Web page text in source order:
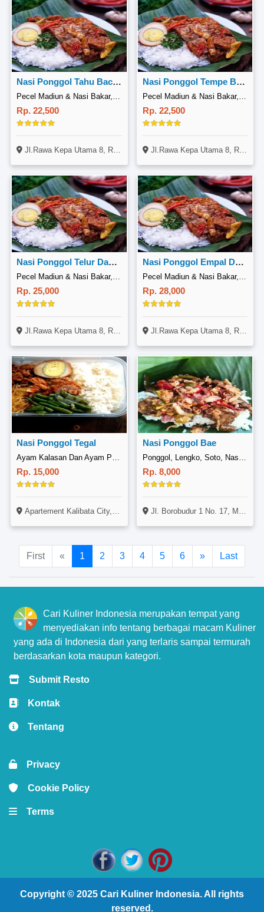
Nasi Ponggol Tahu Bacem Gorengan
Pecel Madiun & Nasi Bakar, Tomang Rawa Kepa
Rp. 22,500
Jl.Rawa Kepa Utama 8, Rt007Rw012, Kelurahan Tomang, Kecamatan Grogol Petamburan 11440
Nasi Ponggol Tempe Bacem Gorengan
Pecel Madiun & Nasi Bakar, Tomang Rawa Kepa
Rp. 22,500
Jl.Rawa Kepa Utama 8, Rt007Rw012, Kelurahan Tomang, Kecamatan Grogol Petamburan 11440
Nasi Ponggol Telur Dadar/Ceplok Gorengan
Pecel Madiun & Nasi Bakar, Tomang Rawa Kepa
Rp. 25,000
Jl.Rawa Kepa Utama 8, Rt007Rw012, Kelurahan Tomang, Kecamatan Grogol Petamburan 11440
Nasi Ponggol Empal Daging Sapi Gorengan
Pecel Madiun & Nasi Bakar, Tomang Rawa Kepa
Rp. 28,000
Jl.Rawa Kepa Utama 8, Rt007Rw012, Kelurahan Tomang, Kecamatan Grogol Petamburan 11440
Nasi Ponggol Tegal
Rp. 15,000
Apartement Kalibata City, Tower Ebony AT08, Kalibata, Jakarta
Nasi Ponggol Bae
Rp. 8,000
Jl. Borobudur 1 No. 17, Mejasem, Griya Mejasem Baru 3, Tegal
First « 1 2 3 4 5 6 » Last
Cari Kuliner Indonesia merupakan tempat yang
menyediakan info tentang berbagai macam Kuliner
yang ada di Indonesia dari yang terlaris sampai termurah
berdasarkan kota maupun kategori.
Submit Resto
Kontak
Tentang
Privacy
Cookie Policy
Terms
Copyright © 2025 Cari Kuliner Indonesia. All rights
reserved.